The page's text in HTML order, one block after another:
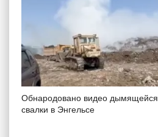
Обнародовано видео дымящейся
свалки в Энгельсе